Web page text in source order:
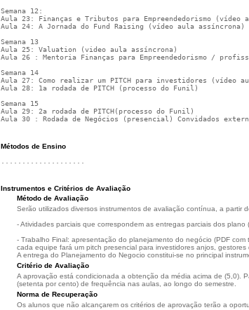
Semana 12:
Aula 23: Finanças e Tributos para Empreendedorismo (vídeo
Aula 24: A Jornada do Fund Raising (vídeo aula assíncrona)
Semana 13
Aula 25: Valuation (video aula assíncrona)
Aula 26 : Mentoria Finanças para Empreendedorismo /
Semana 14
Aula 27: Como realizar um PITCH para investidores (vídeo
Aula 28: 1a rodada de PITCH (processo do Funil)
Semana 15
Aula 29: 2a rodada de PITCH(processo do Funil)
Aula 30 : Rodada de Negócios (presencial) Convidados
Métodos de Ensino
Instrumentos e Critérios de Avaliação
Método de Avaliação
Serão utilizados diversos instrumentos de avaliação contínua, a partir
- Atividades parciais que correspondem as entregas parciais dos plano
- Trabalho Final: apresentação do planejamento do negócio (PDF
cada equipe fará um pitch presencial para investidores anjos, gestores
A entrega do Planejamento do Negocio constitui-se no principal
Critério de Avaliação
A aprovação está condicionada a obtenção da média acima de (5,0).
(setenta por cento) de frequência nas aulas, ao longo do semestre.
Norma de Recuperação
Os alunos que não alcançarem os critérios de aprovação terão a